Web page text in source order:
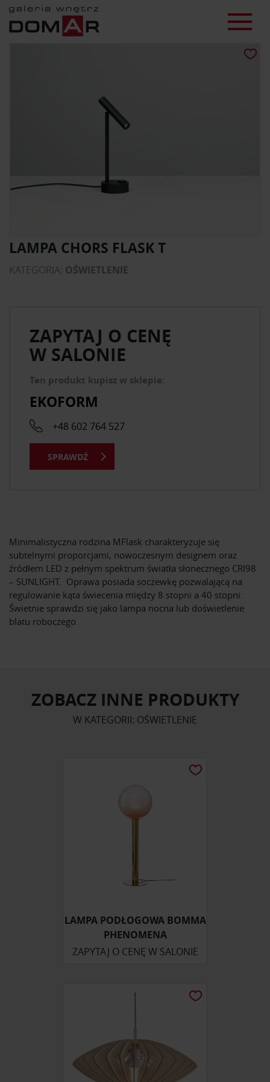
LAMPA CHORS FLASK T
KATEGORIA: OŚWIETLENIE
Minimalistyczna rodzina MFlask charakteryzuje się
subtelnymi proporcjami, nowoczesnym designem oraz
źródłem LED z pełnym spektrum światła słonecznego CRI98
– SUNLIGHT. Oprawa posiada soczewkę pozwalającą na
regulowanie kąta świecenia między 8 stopni a 40 stopni.
Świetnie sprawdzi się jako lampa nocna lub doświetlenie
blatu roboczego.
ZAPYTAJ O CENĘ
W SALONIE
Ten produkt kupisz w sklepie:
EKOFORM
+48 602 764 527
SPRAWDŹ
ZOBACZ INNE PRODUKTY
W KATEGORII: OŚWIETLENIE
LAMPA PODŁOGOWA BOMMA
PHENOMENA
ZAPYTAJ O CENĘ W SALONIE